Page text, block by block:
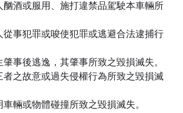
酗酒或服用、施打違禁品駕駛本車輛所
從事犯罪或唆使犯罪或逃避合法逮捕行
事後逃逸，其肇事所致之毀損滅失。
者之故意或過失侵權行為所致之毀損滅
輛或物體碰撞所致之毀損滅失。